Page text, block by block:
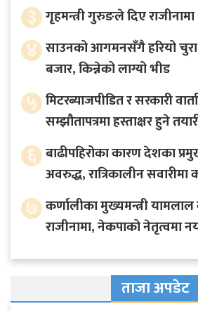
३ गृहमन्त्री गुरुङले दिए राजीनामा
४ साउनको आगमनसँगै हरियो
बजार, किन्नेको लाग्यो भीड
५ मिटरब्याजपीडित र सरकारी
सम्झौतापत्रमा हस्ताक्षर हुने
६ बाढीपहिरोका कारण देशका
अवरुद्ध, रात्रिकालीन सवारीमा
७ कर्णालीका मुख्यमन्त्री यामलाल
राजीनामा, नेकपाको नेतृत्वमा
ताजा अपडेट